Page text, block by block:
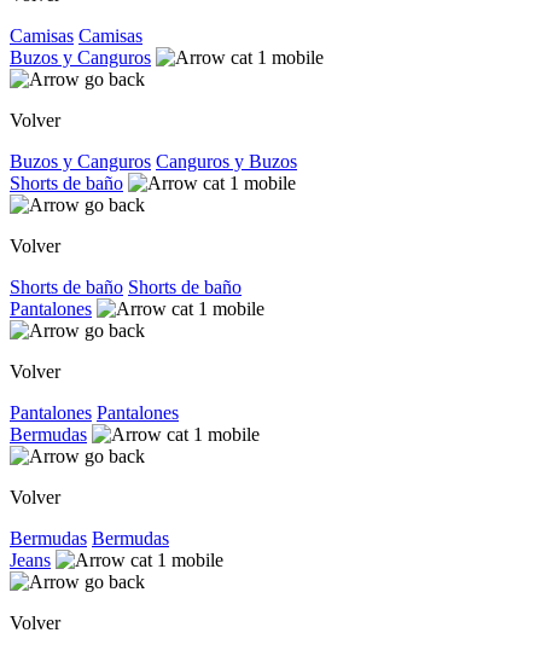
Camisas Camisas
Buzos y Canguros
Volver
Buzos y Canguros Canguros y Buzos
Shorts de baño
Volver
Shorts de baño Shorts de baño
Pantalones
Volver
Pantalones Pantalones
Bermudas
Volver
Bermudas Bermudas
Jeans
Volver